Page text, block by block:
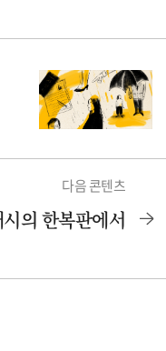
다음 콘텐츠
의 한복판에서